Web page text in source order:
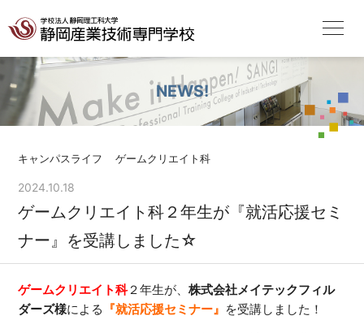
NEWS!
キャンパスライフ ゲームクリエイト科
2024.10.18
ゲームクリエイト科２年生が『就活応援セミ
ナー』を受講しました☆
ゲームクリエイト科２年生が、株式会社メイテックフィル
ダーズ様による 『就活応援セミナー』 を受講しました！